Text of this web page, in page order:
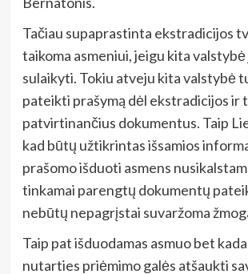
Tačiau supaprastinta ekstradicijos
taikoma asmeniui, jeigu kita
sulaikyti. Tokiu atveju kita valstybė
pateikti prašymą dėl ekstradicijos ir
patvirtinančius dokumentus. Taip
kad būtų užtikrintas išsamios
prašomo išduoti asmens
tinkamai parengtų dokumentų
nebūtų nepagrįstai suvaržoma
Taip pat išduodamas asmuo bet
nutarties priėmimo galės atšaukti